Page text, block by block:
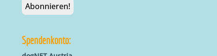
Spendenkonto: